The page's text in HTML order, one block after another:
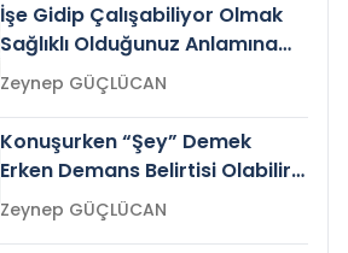
İşe Gidip Çalışabiliyor Olmak
Sağlıklı Olduğunuz Anlamına
Gelir mi?Zeynep GÜÇLÜCAN
Konuşurken “Şey” Demek
Erken Demans Belirtisi Olabilir
mi?
Zeynep GÜÇLÜCAN